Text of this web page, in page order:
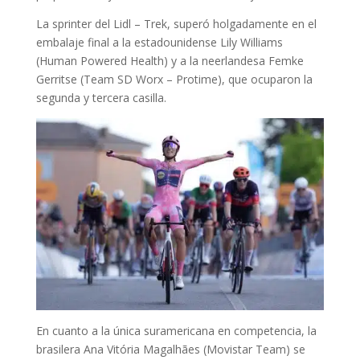
La sprinter del Lidl – Trek, superó holgadamente en el
embalaje final a la estadounidense Lily Williams
(Human Powered Health) y a la neerlandesa Femke
Gerritse (Team SD Worx – Protime), que ocuparon la
segunda y tercera casilla.
En cuanto a la única suramericana en competencia, la
brasilera Ana Vitória Magalhães (Movistar Team) se